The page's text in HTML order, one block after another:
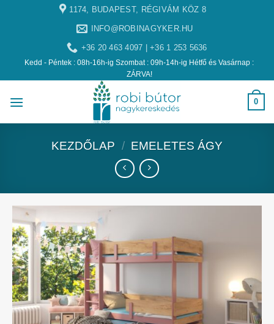
1174, BUDAPEST, RÉGIVÁM KÖZ 8
INFO@ROBINAGYKER.HU
+36 20 463 4097 | +36 1 253 5636
Kedd - Péntek : 08h-16h-ig Szombat : 09h-14h-ig Hétfő és Vasárnap :
ZÁRVA!
0
KEZDŐLAP / EMELETES ÁGY